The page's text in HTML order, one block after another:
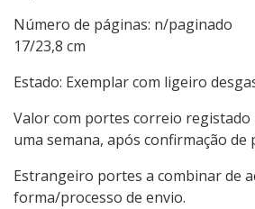
Número de páginas: n/
17/23,8 cm
Estado: Exemplar com ligeiro
Valor com portes correio registado
uma semana, após confirmação de
Estrangeiro portes a combinar de
forma/processo de envio.